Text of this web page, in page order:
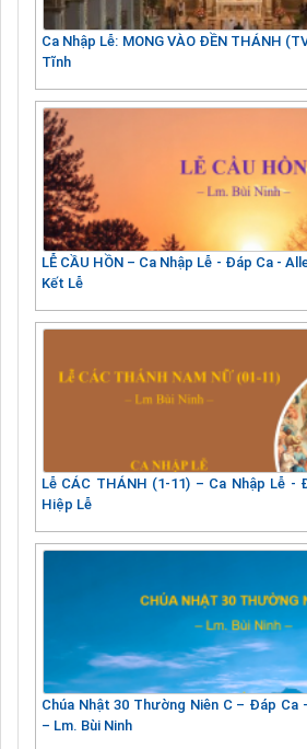
Ca Nhập Lễ: MONG VÀO ĐỀN THÁNH
Tĩnh
LỄ CẦU HỒN – Ca Nhập Lễ - Đáp Ca -
Kết Lễ
Lễ CÁC THÁNH (1-11) – Ca Nhập Lễ -
Hiệp Lễ
Chúa Nhật 30 Thường Niên C – Đáp Ca
– Lm. Bùi Ninh